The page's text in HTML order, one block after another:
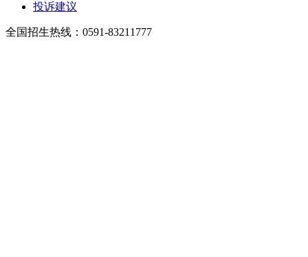
投诉建议
全国招生热线：0591-83211777